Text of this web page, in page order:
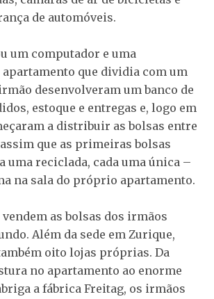
de automóveis.
um computador e uma
que dividia com um
desenvolveram um banco de
estoque e entregas e, logo em
a distribuir as bolsas entre
que as primeiras bolsas
uma reciclada, cada uma única –
na sala do próprio apartamento.
as bolsas dos irmãos
Além da sede em Zurique,
oito lojas próprias. Da
no apartamento ao enorme
a fábrica Freitag, os irmãos